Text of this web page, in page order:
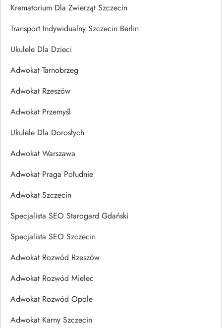
Krematorium Dla Zwierząt Szczecin
Transport Indywidualny Szczecin Berlin
Ukulele Dla Dzieci
Adwokat Tarnobrzeg
Adwokat Rzeszów
Adwokat Przemyśl
Ukulele Dla Dorosłych
Adwokat Warszawa
Adwokat Praga Południe
Adwokat Szczecin
Specjalista SEO Starogard Gdański
Specjalista SEO Szczecin
Adwokat Rozwód Rzeszów
Adwokat Rozwód Mielec
Adwokat Rozwód Opole
Adwokat Karny Szczecin